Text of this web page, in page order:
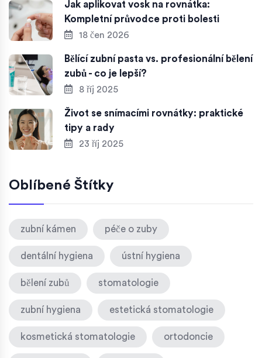
Jak aplikovat vosk na rovnátka:
Kompletní průvodce proti bolesti
18 čen 2026
Bělící zubní pasta vs. profesionální bělení
zubů - co je lepší?
8 říj 2025
Život se snímacími rovnátky: praktické
tipy a rady
23 říj 2025
Oblíbené Štítky
zubní kámen péče o zuby
dentální hygiena ústní hygiena
bělení zubů stomatologie
zubní hygiena estetická stomatologie
kosmetická stomatologie ortodoncie